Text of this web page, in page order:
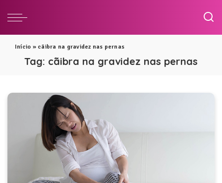
Início » cãibra na gravidez nas pernas
Tag: cãibra na gravidez nas pernas